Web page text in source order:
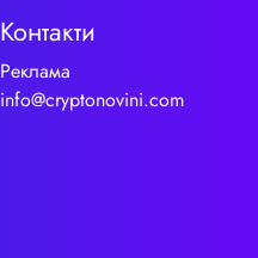
Контакти
Реклама
info@cryptonovini.com